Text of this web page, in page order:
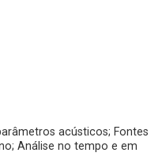
acústicos; Fontes
Análise no tempo e em